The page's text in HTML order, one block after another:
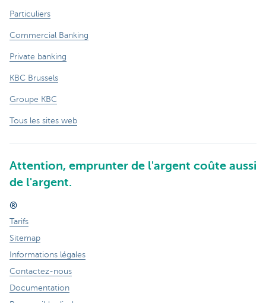
Particuliers
Commercial Banking
Private banking
KBC Brussels
Groupe KBC
Tous les sites web
Attention, emprunter de l'argent coûte aussi
de l'argent.
®
Tarifs
Sitemap
Informations légales
Contactez-nous
Documentation